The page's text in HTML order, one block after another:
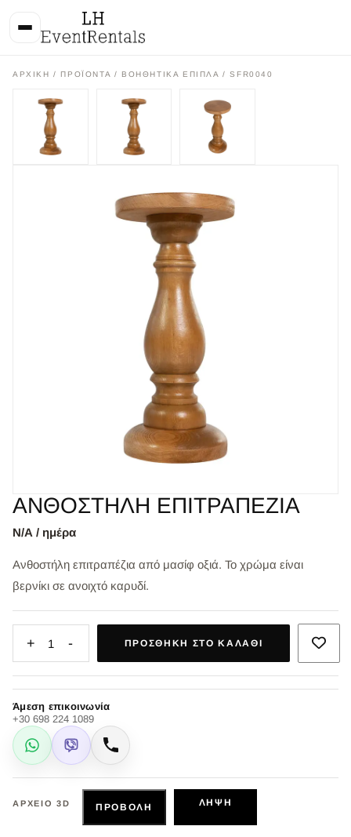
ΑΡΧΙΚΉ / ΠΡΟΪΌΝΤΑ / ΒΟΗΘΗΤΙΚΑ ΕΠΙΠΛΑ / SFR0040
ΑΝΘΟΣΤΗΛΗ ΕΠΙΤΡΑΠΕΖΙΑ
Ν/Α / ημέρα
Ανθοστήλη επιτραπέζια από μασίφ οξιά. Το χρώμα είναι
βερνίκι σε ανοιχτό καρυδί.
+ 1 - ΠΡΟΣΘΉΚΗ ΣΤΟ ΚΑΛΆΘΙ
Άμεση επικοινωνία
+30 698 224 1089
WhatsApp
Viber Κλήση
ΑΡΧΕΊΟ 3D ΠΡΟΒΟΛΉ ΛΉΨΗ